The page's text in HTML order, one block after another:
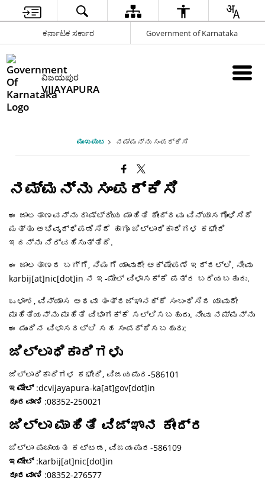
ಕರ್ನಾಟಕ ಸರ್ಕಾರ Government of Karnataka
ವಿಜಯಪುರ
VIJAYAPURA
ಮುಖಪುಟ ನಮ್ಮನ್ನು ಸಂಪರ್ಕಿಸಿ
ನಮ್ಮನ್ನು ಸಂಪರ್ಕಿಸಿ
ಈ ಜಾಲತಾಣವನ್ನು ರಾಷ್ಟ್ರೀಯ ಮಾಹಿತಿ ಕೇಂದ್ರವು ವಿನ್ಯಾಸಗೊಳಿಸಿದೆ
ಮತ್ತು ಅಭಿವೃದ್ಧಿಪಡಿಸಿದೆ ಹಾಗೂ ಜಿಲ್ಲಾಧಿಕಾರಿಗಳ ಕಛೇರಿ
ಇದನ್ನು ನಿರ್ವಹಿಸುತ್ತಿದೆ.
ಈ ಜಾಲತಾಣದ ಬಗ್ಗೆ, ನಿಮಗೆ ಯಾವುದೇ ಆಕ್ಷೇಪಣೆ ಇದ್ದಲ್ಲಿ, ನೀವು
karbij[at]nic[dot]in ನ ಇ-ಮೇಲ್ ವಿಳಾಸಕ್ಕೆ ಪತ್ರ ಬರೆಯಬಹುದು.
ಒಳಾಂಶ, ವಿನ್ಯಾಸ ಅಥವಾ ತಂತ್ರಜ್ಞಾನಕ್ಕೆ ಸಂಬಂಧಿಸಿದ ಯಾವುದೇ
ಮಾಹಿತಿಯನ್ನು ಮಾಹಿತಿ ವಿಭಾಗಕ್ಕೆ ಸಲ್ಲಿಸಬಹುದು. ನೀವು ನಮ್ಮನ್ನು
ಈ ಮುಂದಿನ ವಿಳಾಸದಲ್ಲಿ ಸಹ ಸಂಪರ್ಕಿಸಬಹುದು:
ಜಿಲ್ಲಾಧಿಕಾರಿಗಳು
ಜಿಲ್ಲಾಧಿಕಾರಿಗಳ ಕಛೇರಿ, ವಿಜಯಪುರ-586101
ಇಮೇಲ್ :dcvijayapura-ka[at]gov[dot]in
ದೂರವಾಣಿ :08352-250021
ಜಿಲ್ಲಾ ಮಾಹಿತಿ ವಿಜ್ಞಾನ ಕೇಂದ್ರ
ಜಿಲ್ಲಾ ಪಂಚಾಯತ ಕಟ್ಟಡ, ವಿಜಯಪುರ-586109
ಇಮೇಲ್ :karbij[at]nic[dot]in
ದೂರವಾಣಿ :08352-276577